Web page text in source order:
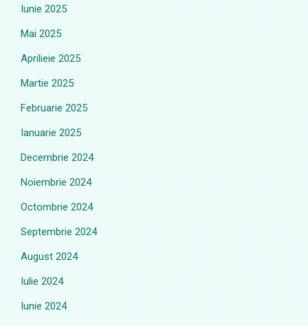
Iunie 2025
Mai 2025
Aprilieie 2025
Martie 2025
Februarie 2025
Ianuarie 2025
Decembrie 2024
Noiembrie 2024
Octombrie 2024
Septembrie 2024
August 2024
Iulie 2024
Iunie 2024